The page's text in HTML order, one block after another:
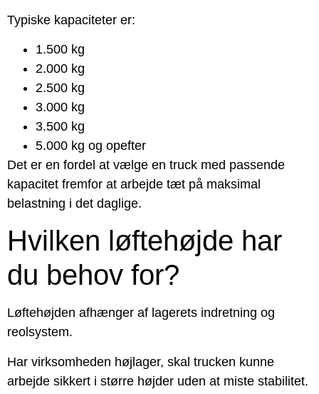
Typiske kapaciteter er:
1.500 kg
2.000 kg
2.500 kg
3.000 kg
3.500 kg
5.000 kg og opefter
Det er en fordel at vælge en truck med passende
kapacitet fremfor at arbejde tæt på maksimal
belastning i det daglige.
Hvilken løftehøjde har
du behov for?
Løftehøjden afhænger af lagerets indretning og
reolsystem.
Har virksomheden højlager, skal trucken kunne
arbejde sikkert i større højder uden at miste stabilitet.